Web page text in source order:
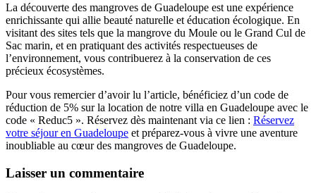
La découverte des mangroves de Guadeloupe est une expérience
enrichissante qui allie beauté naturelle et éducation écologique. En
visitant des sites tels que la mangrove du Moule ou le Grand Cul de
Sac marin, et en pratiquant des activités respectueuses de
l’environnement, vous contribuerez à la conservation de ces
précieux écosystèmes.
Pour vous remercier d’avoir lu l’article, bénéficiez d’un code de
réduction de 5% sur la location de notre villa en Guadeloupe avec le
code « Reduc5 ». Réservez dès maintenant via ce lien : Réservez
votre séjour en Guadeloupe et préparez-vous à vivre une aventure
inoubliable au cœur des mangroves de Guadeloupe.
Laisser un commentaire